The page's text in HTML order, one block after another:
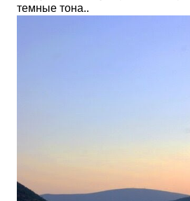
темные тона..